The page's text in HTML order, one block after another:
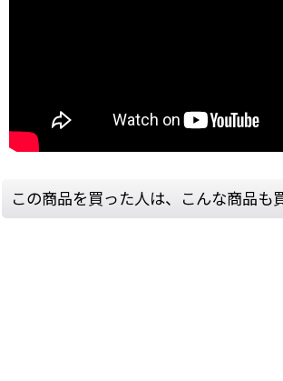
この商品を買った人は、こんな商品も